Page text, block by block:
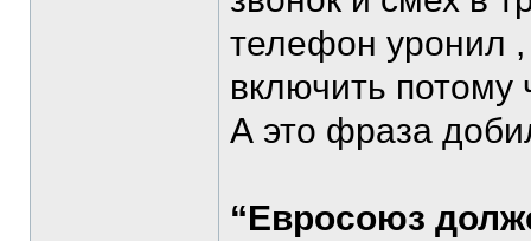
телефон уронил ,
включить потому
А это фраза
“Евросоюз